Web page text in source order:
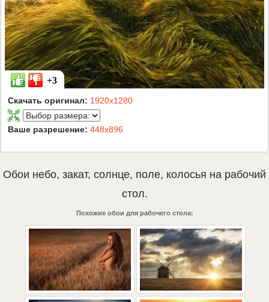
+3
Скачать оригинал: 1920x1280
Ваше разрешение: 448x896
Обои небо, закат, солнце, поле, колосья на рабочий
стол.
Похожие обои для рабочего стола: